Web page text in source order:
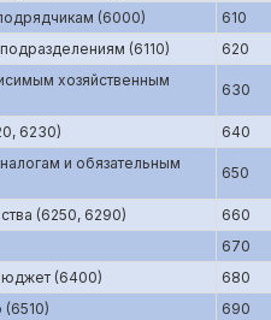
(6000)
610
(6110)
620
хозяйственным
630
6230)
640
и обязательным
650
(6250, 6290)
660
670
(6400)
680
690